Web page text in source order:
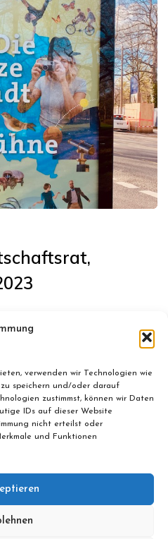
verwenden wir Technologien wie
speichern und/oder darauf
zustimmst, können wir Daten
IDs auf dieser Website
nicht erteilst oder
und Funktionen
April 2023. Themen
und 22.000 Euro für